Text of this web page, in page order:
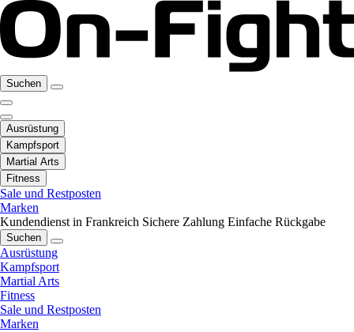
Suchen
Ausrüstung
Kampfsport
Martial Arts
Fitness
Sale und Restposten
Marken
Kundendienst in Frankreich Sichere Zahlung Einfache Rückgabe
Suchen
Ausrüstung
Kampfsport
Martial Arts
Fitness
Sale und Restposten
Marken